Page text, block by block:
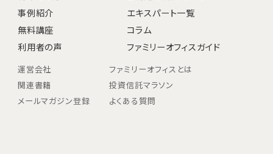
事例紹介
エキスパート一覧
無料講座
コラム
利用者の声
ファミリーオフィスガイド
運営会社
ファミリーオフィスとは
関連書籍
投資信託マラソン
メールマガジン登録
よくある質問